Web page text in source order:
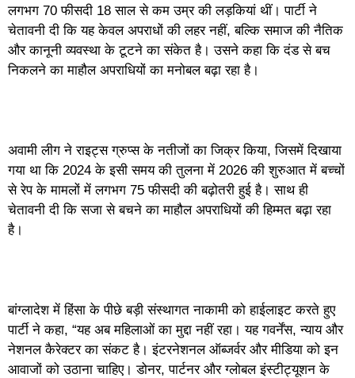
लगभग 70 फीसदी 18 साल से कम उम्र की लड़कियां थीं। पार्टी ने
चेतावनी दी कि यह केवल अपराधों की लहर नहीं, बल्कि समाज की नैतिक
और कानूनी व्यवस्था के टूटने का संकेत है। उसने कहा कि दंड से बच
निकलने का माहौल अपराधियों का मनोबल बढ़ा रहा है।
अवामी लीग ने राइट्स ग्रुप्स के नतीजों का जिक्र किया, जिसमें दिखाया
गया था कि 2024 के इसी समय की तुलना में 2026 की शुरुआत में बच्चों
से रेप के मामलों में लगभग 75 फीसदी की बढ़ोतरी हुई है। साथ ही
चेतावनी दी कि सजा से बचने का माहौल अपराधियों की हिम्मत बढ़ा रहा
है।
बांग्लादेश में हिंसा के पीछे बड़ी संस्थागत नाकामी को हाईलाइट करते हुए
पार्टी ने कहा, “यह अब महिलाओं का मुद्दा नहीं रहा। यह गवर्नेंस, न्याय और
नेशनल कैरेक्टर का संकट है। इंटरनेशनल ऑब्जर्वर और मीडिया को इन
आवाजों को उठाना चाहिए। डोनर, पार्टनर और ग्लोबल इंस्टीट्यूशन के